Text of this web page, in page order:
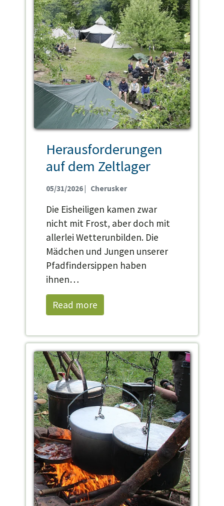
Herausforderungen
auf dem Zeltlager
05/31/2026| Cherusker
Die Eisheiligen kamen zwar
nicht mit Frost, aber doch mit
allerlei Wetterunbilden. Die
Mädchen und Jungen unserer
Pfadfindersippen haben
ihnen…
Read more